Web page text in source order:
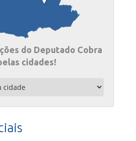
do Deputado Cobra
cidades!